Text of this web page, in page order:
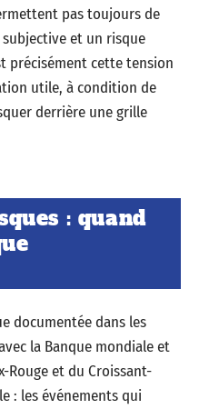
pas toujours de
et un risque
précisément cette tension
utile, à condition de
derrière une grille
: quand
documentée dans les
la Banque mondiale et
Rouge et du Croissant-
: les événements qui